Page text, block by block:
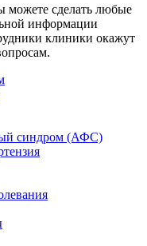
можете сделать любые
информации
клиники окажут
синдром (АФС)